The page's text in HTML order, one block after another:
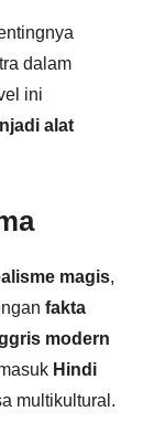
dalam
ini
alat
magis,
fakta
modern
Hindi
multikultural.